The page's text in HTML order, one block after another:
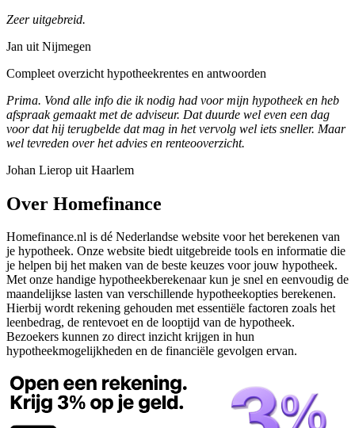
Zeer uitgebreid.
Jan uit Nijmegen
Compleet overzicht hypotheekrentes en antwoorden
Prima. Vond alle info die ik nodig had voor mijn hypotheek en heb
afspraak gemaakt met de adviseur. Dat duurde wel even een dag
voor dat hij terugbelde dat mag in het vervolg wel iets sneller. Maar
wel tevreden over het advies en renteooverzicht.
Johan Lierop uit Haarlem
Over Homefinance
Homefinance.nl is dé Nederlandse website voor het berekenen van
je hypotheek. Onze website biedt uitgebreide tools en informatie die
je helpen bij het maken van de beste keuzes voor jouw hypotheek.
Met onze handige hypotheekberekenaar kun je snel en eenvoudig de
maandelijkse lasten van verschillende hypotheekopties berekenen.
Hierbij wordt rekening gehouden met essentiële factoren zoals het
leenbedrag, de rentevoet en de looptijd van de hypotheek.
Bezoekers kunnen zo direct inzicht krijgen in hun
hypotheekmogelijkheden en de financiële gevolgen ervan.